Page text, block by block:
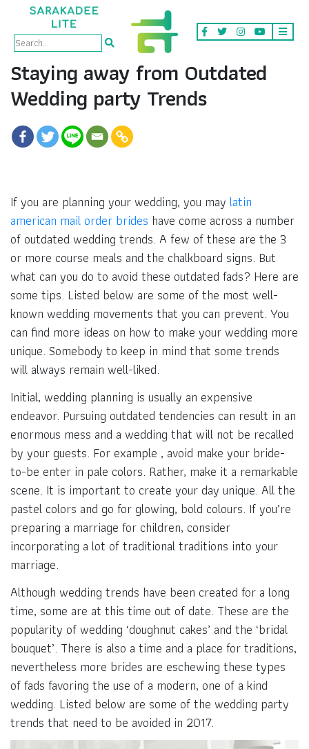
Staying away from Outdated
Wedding party Trends
If you are planning your wedding, you may latin
american mail order brides have come across a number
of outdated wedding trends. A few of these are the 3
or more course meals and the chalkboard signs. But
what can you do to avoid these outdated fads? Here are
some tips. Listed below are some of the most well-
known wedding movements that you can prevent. You
can find more ideas on how to make your wedding more
unique. Somebody to keep in mind that some trends
will always remain well-liked.
Initial, wedding planning is usually an expensive
endeavor. Pursuing outdated tendencies can result in an
enormous mess and a wedding that will not be recalled
by your guests. For example , avoid make your bride-
to-be enter in pale colors. Rather, make it a remarkable
scene. It is important to create your day unique. All the
pastel colors and go for glowing, bold colours. If you’re
preparing a marriage for children, consider
incorporating a lot of traditional traditions into your
marriage.
Although wedding trends have been created for a long
time, some are at this time out of date. These are the
popularity of wedding ‘doughnut cakes’ and the ‘bridal
bouquet’. There is also a time and a place for traditions,
nevertheless more brides are eschewing these types
of fads favoring the use of a modern, one of a kind
wedding. Listed below are some of the wedding party
trends that need to be avoided in 2017.